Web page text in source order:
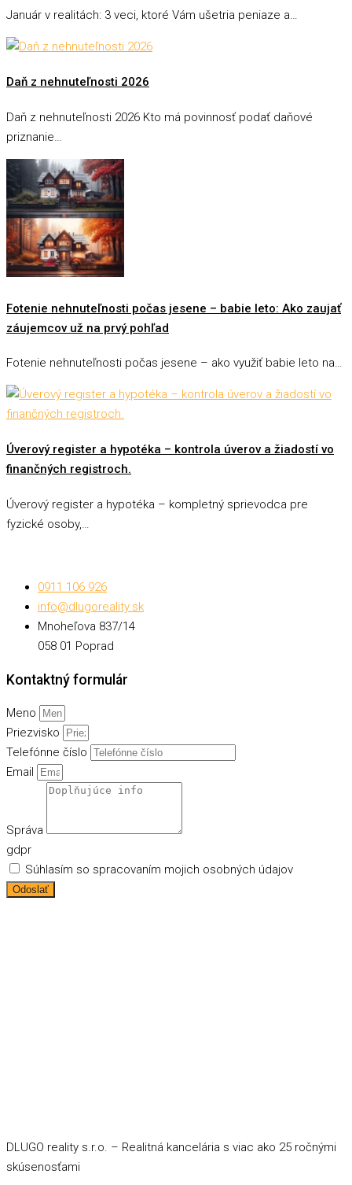
Január v realitách: 3 veci, ktoré Vám ušetria peniaze a…
Daň z nehnuteľnosti 2026
Daň z nehnuteľnosti 2026 Kto má povinnosť podať daňové
priznanie…
Fotenie nehnuteľnosti počas jesene – babie leto: Ako zaujať
záujemcov už na prvý pohľad
Fotenie nehnuteľnosti počas jesene – ako využiť babie leto na…
Úverový register a hypotéka – kontrola úverov a žiadostí vo
finančných registroch.
Úverový register a hypotéka – kompletný sprievodca pre
fyzické osoby,…
0911 106 926
info@dlugoreality.sk
Mnoheľova 837/14
058 01 Poprad
Kontaktný formulár
Meno
Priezvisko
Telefónne číslo
Email
Správa
gdpr
Súhlasím so spracovaním mojich osobných údajov
Odoslať
DLUGO reality s.r.o. – Realitná kancelária s viac ako 25 ročnými
skúsenosťami